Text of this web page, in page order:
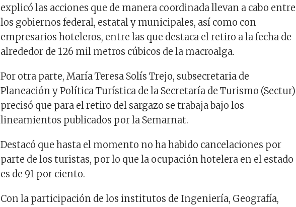
explicó las acciones que de manera coordinada llevan a cabo entre
los gobiernos federal, estatal y municipales, así como con
empresarios hoteleros, entre las que destaca el retiro a la fecha de
alrededor de 126 mil metros cúbicos de la macroalga.
Por otra parte, María Teresa Solís Trejo, subsecretaria de
Planeación y Política Turística de la Secretaría de Turismo (Sectur)
precisó que para el retiro del sargazo se trabaja bajo los
lineamientos publicados por la Semarnat.
Destacó que hasta el momento no ha habido cancelaciones por
parte de los turistas, por lo que la ocupación hotelera en el estado
es de 91 por ciento.
Con la participación de los institutos de Ingeniería, Geografía,